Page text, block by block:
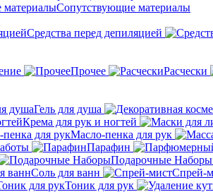
Сопутствующие материалы
Средства перед депиляцией
Прочее Расчески
Гель для душа
Крема для рук и ногтей
Масло-пенка для рук
Парафин
Подарочные Наборы
Соль для ванн
Спрей-
Тоник для рук